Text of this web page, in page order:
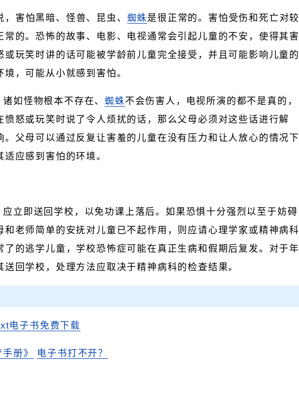
害怕黑暗、怪兽、昆虫、 蜘蛛是很正常的。害怕受伤和死亡对较
常的。恐怖的故事、电影、电视通常会引起儿童的不安，使得其害
或玩笑时讲的话可能被学龄前儿童完全接受，并且可能影响儿童的
，可能从小就感到害怕。
如怪物根本不存在、蜘蛛不会伤害人，电视所演的都不是真的，
愤怒或玩笑时说了令人烦扰的话，那么父母必须对这些话进行解
。父母可以通过反复让害羞的儿童在没有压力和让人放心的情况下
应感到害怕的环境。
立即送回学校，以免功课上落后。如果恐惧十分强烈以至于妨碍
和老师简单的安抚对儿童已不起作用，则应请心理学家或精神病科
了的逃学儿童，学校恐怖症可能在真正生病和假期后复发。对于年
回学校，处理方法应取决于精神病科的检查结果。
电子书免费下载
册》 电子书打不开？